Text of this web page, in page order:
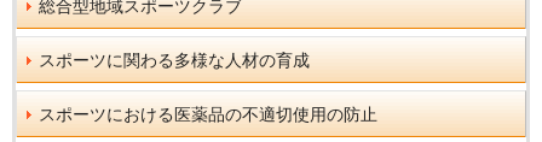
総合型地域スポーツクラブ
スポーツに関わる多様な人材の育成
スポーツにおける医薬品の不適切使用の防止